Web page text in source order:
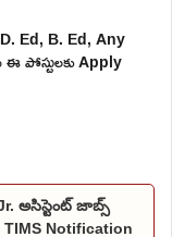
Ed, B. Ed, Any
ఈ పోస్టులకు Apply
అసిస్టెంట్ జాబ్స్
Notification